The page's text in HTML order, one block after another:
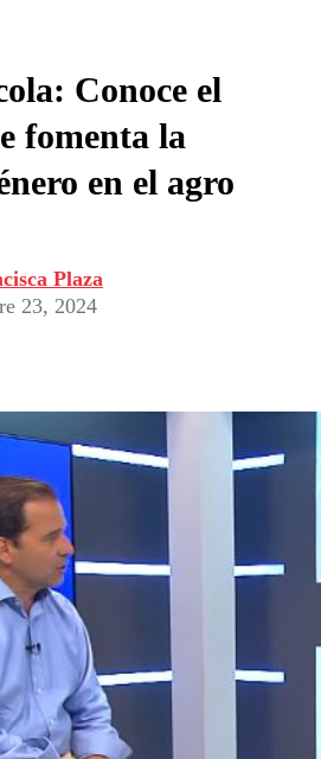
Conoce el
fomenta la
en el agro
Plaza
23, 2024